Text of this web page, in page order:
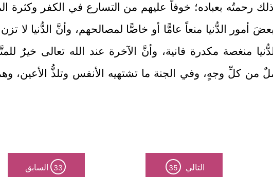
رحمتُه بعباده؛ خوفاً عليهم من التسارع في الكفر
أمور الدُّنيا منعاً عامًّا أو خاصًّا لمصالحهم، وأنَّ الدُّنيا لا
منغصة مكدرة فانية، وأنَّ الآخرة عند الله تعالى خيرٌ
من كلِّ وجهٍ، وفي الجنة ما تشتهيه الأنفس وتلذُّ الأعين،
التالي 35
33 السابق